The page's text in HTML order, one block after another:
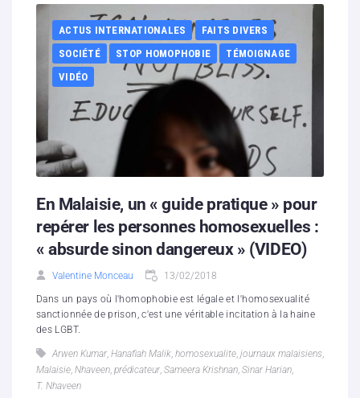
Boutique
Partenaires
Hébergement solidaire
ACTUS INTERNATIONALES
FAITS DIVERS
SOCIÉTÉ
STOP HOMOPHOBIE
TÉMOIGNAGE
VIDÉO
En Malaisie, un « guide pratique » pour
repérer les personnes homosexuelles :
« absurde sinon dangereux » (VIDEO)
Valentine Monceau 13/02/2018
Dans un pays où l'homophobie est légale et l'homosexualité
sanctionnée de prison, c'est une véritable incitation à la haine
des LGBT.
Arwen Kumar, Hanafiah Malik, homosexualite, journaux malaisiens,
Malaisie, Nhaveen, prédicateur, Sameera Krishnan, Sinar Harian,
T. Nhaveen